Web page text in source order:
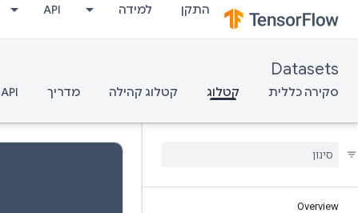
התקן למידה API
Datasets
סקירה כללית קטלוג קטלוג קהילה מדריך API
Overview